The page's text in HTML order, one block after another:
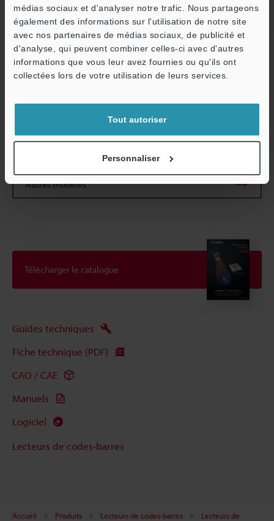
médias sociaux et d'analyser notre trafic. Nous partageons
également des informations sur l'utilisation de notre site
avec nos partenaires de médias sociaux, de publicité et
d'analyse, qui peuvent combiner celles-ci avec d'autres
informations que vous leur avez fournies ou qu'ils ont
collectées lors de votre utilisation de leurs services.
Tout autoriser
Personnaliser
de stockage
Poids Environ 270 g
Utilisez une charge inférieure ou égale à 12 A pour V1 et V2 et
Fiche technique (PDF)
Autres modèles
Télécharger le catalogue
Guides techniques
Fiche technique (PDF)
CAO / CAE
Manuels
Logiciel
Lecteurs de codes-barres
Accueil Produits Lecteurs de codes-barres
Lecteurs de